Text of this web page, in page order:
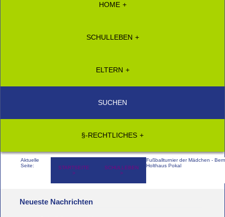
HOME
SCHULLEBEN
ELTERN
SUCHEN
§-RECHTLICHES
Aktuelle
Seite:
STARTSEITE SCHULLEBEN
Fußballturnier der Mädchen -
Holthaus Pokal
Neueste Nachrichten